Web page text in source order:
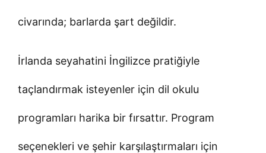
civarında; barlarda şart değildir.
İrlanda seyahatini İngilizce pratiğiyle
taçlandırmak isteyenler için dil okulu
programları harika bir fırsattır. Program
seçenekleri ve şehir karşılaştırmaları için